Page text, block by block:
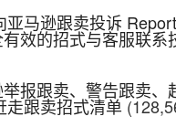
亚马逊跟卖投诉
效的招式与客服联系
报跟卖、警告跟卖、
走跟卖招式清单